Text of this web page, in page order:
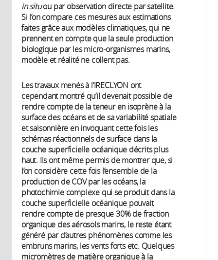
in situou par observation directe par satellite.
Si l’on compare ces mesures aux estimations
faites grâce aux modèles climatiques, qui ne
prennent en compte que la seule production
biologique par les micro-organismes marins,
modèle et réalité ne collent pas.
Les travaux menés à l’IRECLYON ont
cependant montré qu’il devenait possible de
rendre compte de la teneur en isoprène à la
surface des océans et de sa variabilité spatiale
et saisonnière en invoquant cette fois les
schémas réactionnels de surface dans la
couche superficielle océanique décrits plus
haut. Ils ont même permis de montrer que, si
l’on considère cette fois l’ensemble de la
production de COV par les océans, la
photochimie complexe qui se produit dans la
couche superficielle océanique pouvait
rendre compte de presque 30% de fraction
organique des aérosols marins, le reste étant
généré par d’autres phénomènes comme les
embruns marins, les vents forts etc. Quelques
micromètres de matière organique à la